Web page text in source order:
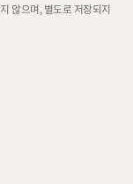
않으며, 별도로 저장되지